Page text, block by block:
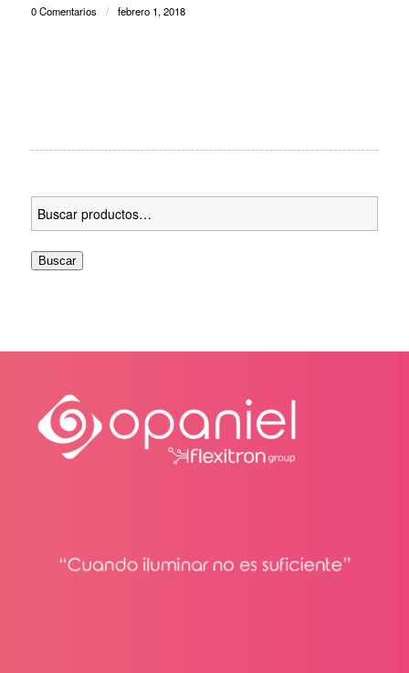
0 Comentarios / febrero 1, 2018
Buscar